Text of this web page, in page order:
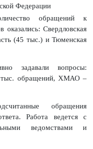
Федерации
обращений к
оказались: Свердловская
(45 тыс.) и Тюменская
задавали вопросы:
тыс. обращений, ХМАО –
обращения
Работа ведется с
ведомствами и